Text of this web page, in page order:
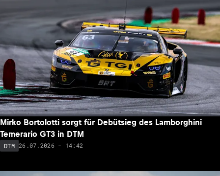
Mirko Bortolotti sorgt für Debütsieg des Lamborghini
Temerario GT3 in DTM
DTM 26.07.2026 - 14:42